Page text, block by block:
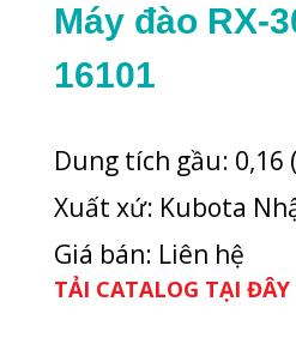
Máy đào RX-
16101
Dung tích gầu: 0,16
Xuất xứ: Kubota
Giá bán: Liên hệ
TẢI CATALOG TẠI ĐÂY